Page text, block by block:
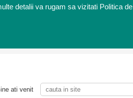
detalii va rugam sa vizitati Politica de
ati venit